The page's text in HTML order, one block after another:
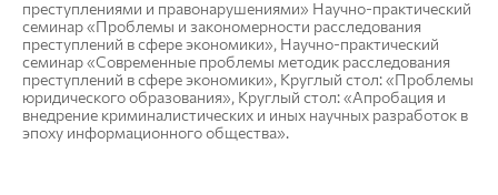
преступлениями и правонарушениями» Научно-практический
семинар «Проблемы и закономерности расследования
преступлений в сфере экономики», Научно-практический
семинар «Современные проблемы методик расследования
преступлений в сфере экономики», Круглый стол: «Проблемы
юридического образования», Круглый стол: «Апробация и
внедрение криминалистических и иных научных разработок в
эпоху информационного общества».